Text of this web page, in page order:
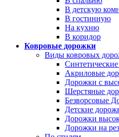
В детскую
В гостинную
На кухню
В коридор
Ковровые дорожки
Виды ковровых
Акриловые
Дорожки с
Шерстяные
Безворсовые
Детские
Дорожки
Дорожки на